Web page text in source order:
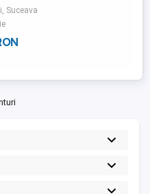
fonta, supertit. . . - grosimea
de la 1,6 pana la electrod de 5
perie de sirma
protectie , ciocan de curatat
Suceava